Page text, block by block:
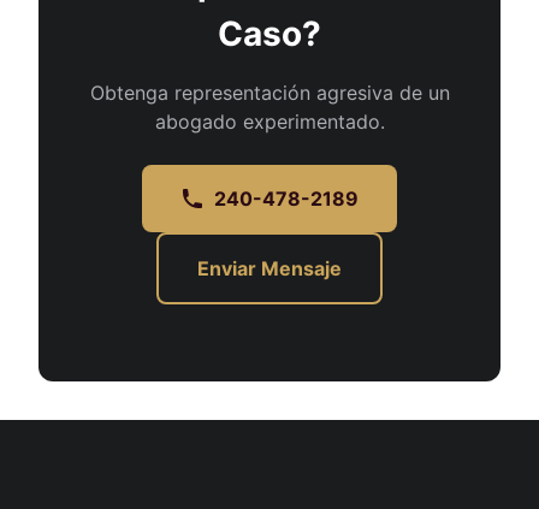
Caso?
Obtenga representación agresiva de un
abogado experimentado.
240-478-2189
Enviar Mensaje